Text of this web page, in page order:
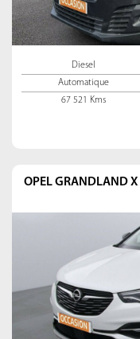
Diesel
Automatique
67 521 Kms
OPEL GRANDLAND X